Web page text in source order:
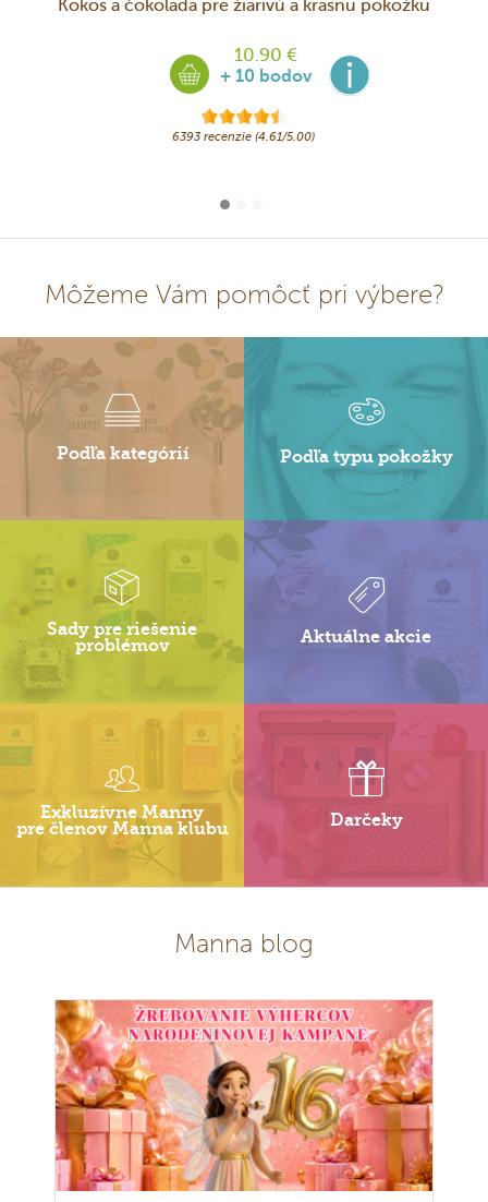
Kokos a čokoláda pre žiarivú a krásnu pokožku
10.90 €
+ 10 bodov
6393 recenzie (4.61/5.00)
Môžeme Vám pomôcť pri výbere?
Podľa kategórií Podľa typu pokožky
Sady pre riešenie
problémov
Aktuálne akcie
Exkluzívne Manny
pre členov Manna klubu
Darčeky
Manna blog